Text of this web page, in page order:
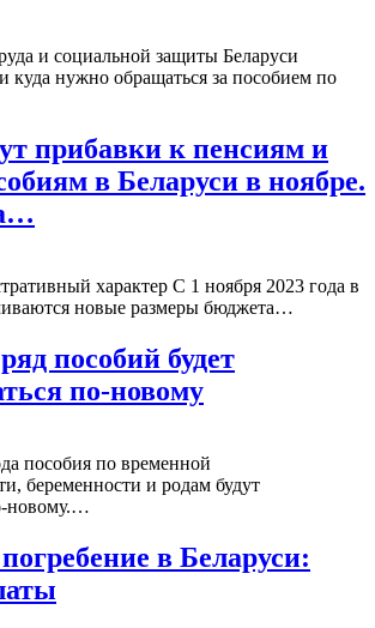
и социальной защиты Беларуси
куда нужно обращаться за пособием по
прибавки к пенсиям и
в Беларуси в ноябре.
характер С 1 ноября 2023 года в
новые размеры бюджета…
пособий будет
по-новому
пособия по временной
беременности и родам будут
новому.…
в Беларуси: